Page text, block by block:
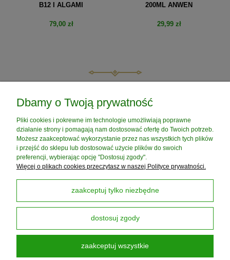
B12 I ALGAMI
79,00 zł
do koszyka
200ML ANWEN
29,99 zł
do koszyka
MOJE KONTO
PŁATNOŚCI I DOSTAWA
INFORMACJE
O NAS
Darmowa Dostawa od 199 zł
Dbamy o Twoją prywatność
Pliki cookies i pokrewne im technologie umożliwiają poprawne
działanie strony i pomagają nam dostosować ofertę do Twoich potrzeb.
Możesz zaakceptować wykorzystanie przez nas wszystkich tych plików
i przejść do sklepu lub dostosować użycie plików do swoich
preferencji, wybierając opcję "Dostosuj zgody".
Więcej o plikach cookies przeczytasz w naszej Polityce prywatności.
zaakceptuj tylko niezbędne
dostosuj zgody
zaakceptuj wszystkie